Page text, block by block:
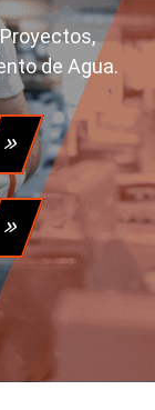
de Agua.